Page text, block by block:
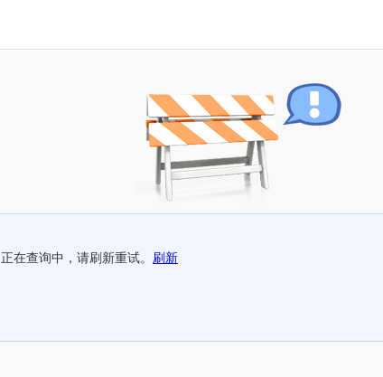
正在查询中，请刷新重试。 刷新